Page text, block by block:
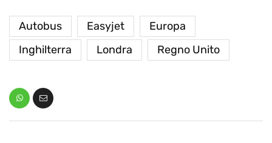
Autobus Easyjet
Europa
Inghilterra
Londra Regno Unito